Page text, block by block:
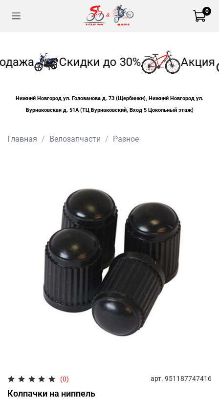
0
Скидки до 30% Акция
Нижний Новгород ул. Голованова д. 73 (Щербинки), Нижний Новгород ул.
Бурнаковская д. 51А (ТЦ Бурнаковский, Вход 5 Цокольный этаж)
Главная Велозапчасти Разное
(0) арт. 951187747416
Колпачки на ниппель